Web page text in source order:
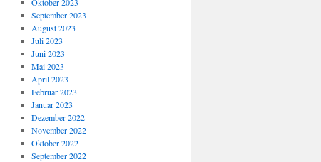
Oktober 2023
September 2023
August 2023
Juli 2023
Juni 2023
Mai 2023
April 2023
Februar 2023
Januar 2023
Dezember 2022
November 2022
Oktober 2022
September 2022